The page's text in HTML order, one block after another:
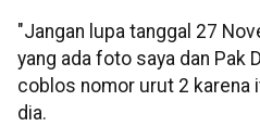
"Jangan lupa tanggal 27
yang ada foto saya dan Pak
coblos nomor urut 2 karena
dia.